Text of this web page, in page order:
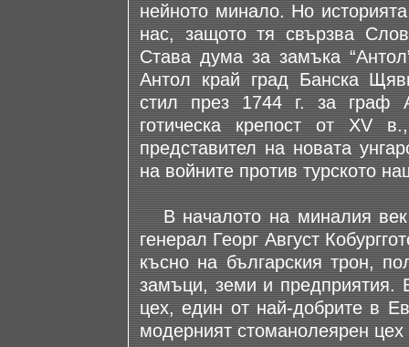
нейното минало. Но
нас, защото тя свързва
Става дума за замъка
Антол край град Банска
стил през 1744 г. за граф
готическа крепост от ХV
представител на новата
на войните против турското
В началото на миналия век
генерал Георг Август
късно на българския трон,
замъци, земи и предприятия.
цех, един от най-добрите в
модерният стоманолеярен